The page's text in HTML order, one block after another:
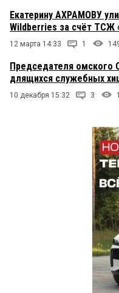
Екатерину АХРАМОВУ
Wildberries за счёт ТСЖ
12 марта 14:33 1
Председателя омского
длящихся служебных
10 декабря 15:32 3